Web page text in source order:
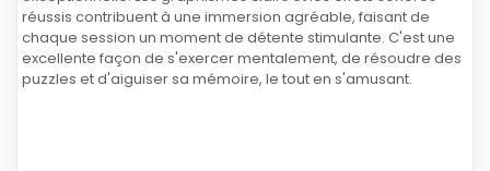
réussis contribuent à une immersion agréable, faisant de
chaque session un moment de détente stimulante. C'est une
excellente façon de s'exercer mentalement, de résoudre des
puzzles et d'aiguiser sa mémoire, le tout en s'amusant.